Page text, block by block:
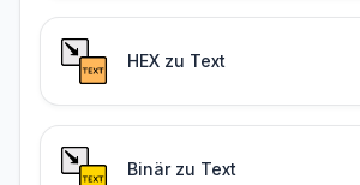
HEX zu Text
Binär zu Text